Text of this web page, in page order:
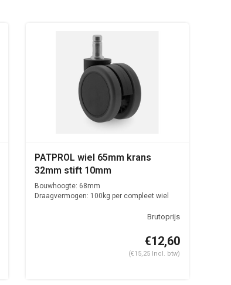
PATPROL wiel 65mm krans
32mm stift 10mm
Bouwhoogte: 68mm
Draagvermogen: 100kg per compleet wiel
€12,60
(€15,25 Incl. btw)